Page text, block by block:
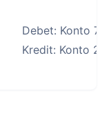
Debet: Konto
Kredit: Konto